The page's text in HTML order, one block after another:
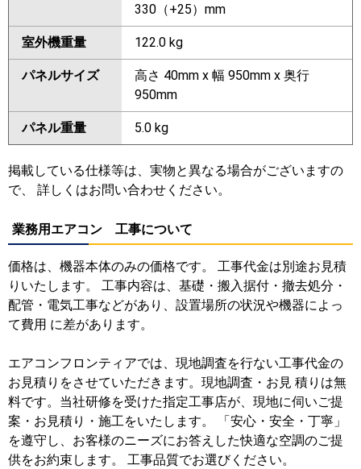
330（+25）mm
室外機重量 122.0 kg
パネルサイズ
高さ 40mm x 幅 950mm x 奥行
950mm
パネル重量 5.0 kg
掲載している仕様等は、実物と異なる場合がございますの
で、 詳しくはお問い合わせください。
業務用エアコン 工事について
価格は、機器本体のみの価格です。 工事代金は別途お見積
りいたします。 工事内容は、基礎・搬入据付・撤去処分・
配管・電気工事などがあり、設置場所の状況や機器によっ
て費用 に差があります。
エアコンフロンティアでは、現地調査を行ない工事代金の
お見積りをさせていただきます。現地調査・お見 積りは無
料です。当社研修を受けた指定工事店が、現地に伺いご提
案・お見積り・施工をいたします。 「安心・安全・丁寧」
を遵守し、お客様のニーズにお答えした快適な空調のご提
供をお約束します。 工事品質でお選びください。